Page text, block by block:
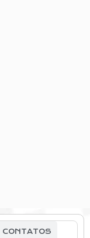
CONTATOS